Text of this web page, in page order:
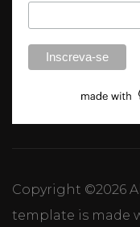
Copyright ©2026
template is made